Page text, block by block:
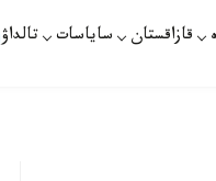
قازاقستان ساياسات تالداۋ